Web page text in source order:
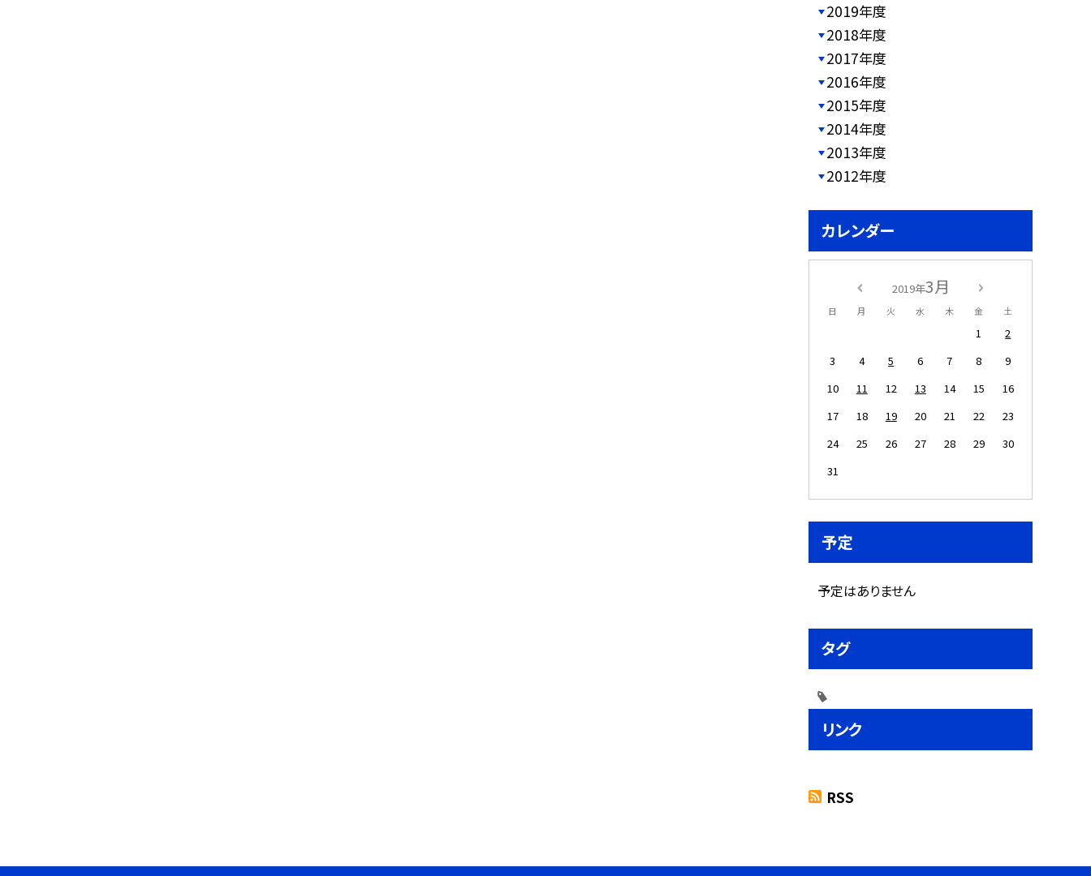
2019年度
2018年度
2017年度
2016年度
2015年度
2014年度
2013年度
2012年度
カレンダー
2019年3月
日 月 火 水 木 金 土
1
2
3
4 5 6 7 8
9
10
11 12 13 14 15
16
17
18 19 20 21 22
23
24
25 26 27 28 29
30
31
予定
予定はありません
タグ
リンク
RSS